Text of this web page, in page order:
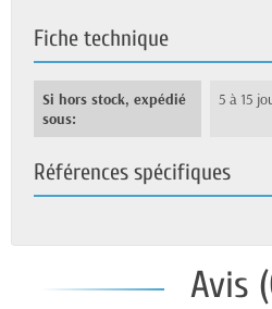
Fiche technique
Si hors stock, expédié
sous:
5 à 15
Références spécifiques
Avis